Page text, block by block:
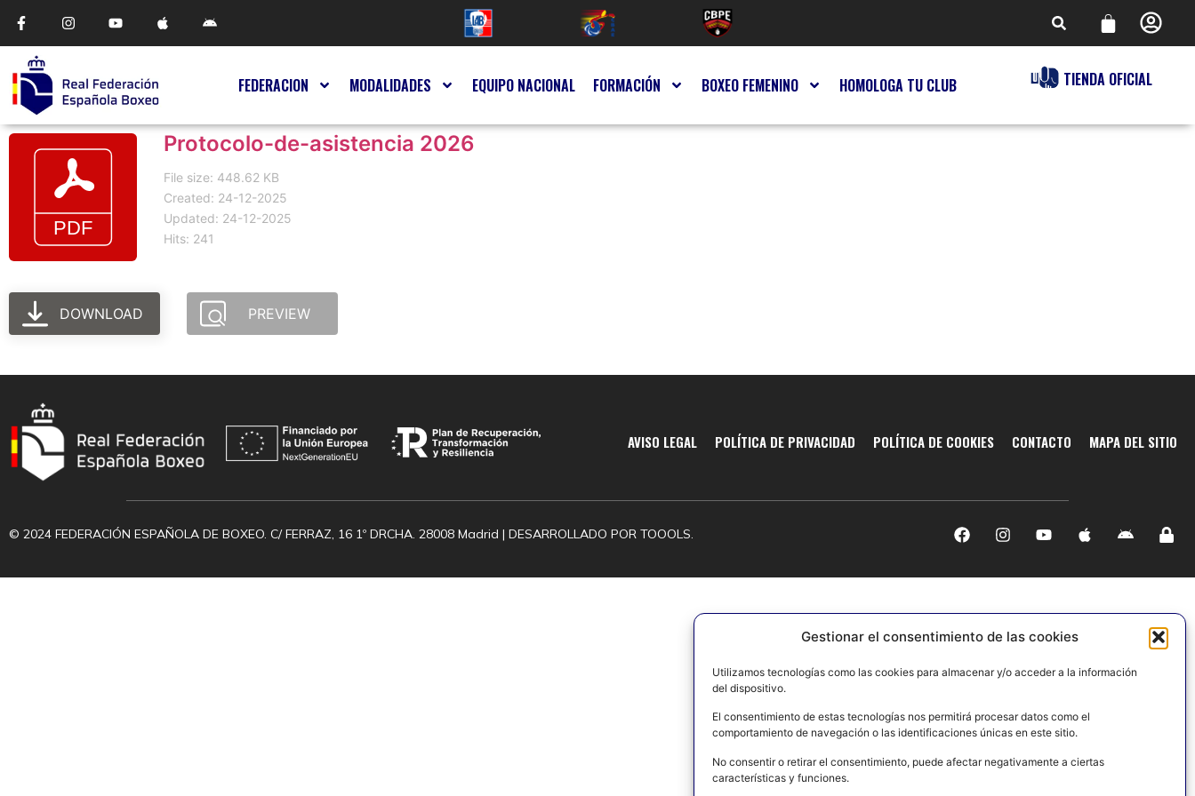
Gestionar el consentimiento de las cookies
Utilizamos tecnologías como las cookies para almacenar y/o acceder a la información
del dispositivo.
El consentimiento de estas tecnologías nos permitirá procesar datos como el
comportamiento de navegación o las identificaciones únicas en este sitio.
No consentir o retirar el consentimiento, puede afectar negativamente a ciertas
características y funciones.
FEDERACION MODALIDADES EQUIPO NACIONAL FORMACIÓN BOXEO FEMENINO HOMOLOGA TU CLUB TIENDA OFICIAL
Protocolo-de-asistencia 2026
File size: 448.62 KB
Created: 24-12-2025
Updated: 24-12-2025
Hits: 241
DOWNLOAD PREVIEW
AVISO LEGAL POLÍTICA DE PRIVACIDAD POLÍTICA DE COOKIES CONTACTO MAPA DEL SITIO
© 2024 FEDERACIÓN ESPAÑOLA DE BOXEO. C/ FERRAZ, 16 1º DRCHA. 28008 Madrid | DESARROLLADO POR TOOOLS.